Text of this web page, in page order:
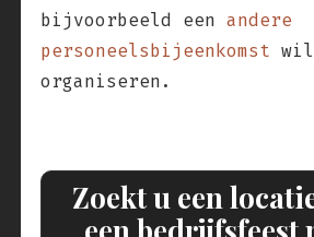
bijvoorbeeld eenandere
personeelsbijeenkomst
organiseren.
Zoekt u een